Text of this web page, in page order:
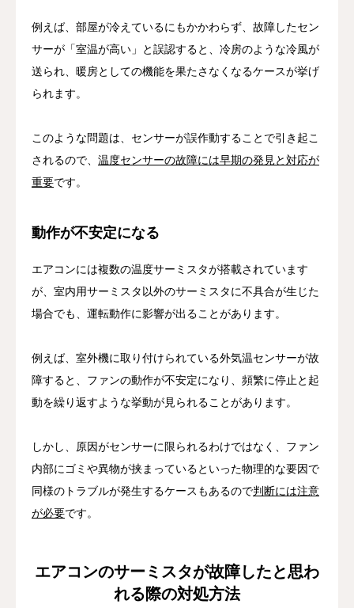
例えば、部屋が冷えているにもかかわらず、故障したセン
サーが「室温が高い」と誤認すると、冷房のような冷風が
送られ、暖房としての機能を果たさなくなるケースが挙げ
られます。
このような問題は、センサーが誤作動することで引き起こ
されるので、 温度センサーの故障には早期の発見と対応が
重要です。
動作が不安定になる
エアコンには複数の温度サーミスタが搭載されています
が、室内用サーミスタ以外のサーミスタに不具合が生じた
場合でも、運転動作に影響が出ることがあります。
例えば、室外機に取り付けられている外気温センサーが故
障すると、ファンの動作が不安定になり、頻繁に停止と起
動を繰り返すような挙動が見られることがあります。
しかし、原因がセンサーに限られるわけではなく、ファン
内部にゴミや異物が挟まっているといった物理的な要因で
同様のトラブルが発生するケースもあるので判断には注意
が必要です。
エアコンのサーミスタが故障したと思わ
れる際の対処方法